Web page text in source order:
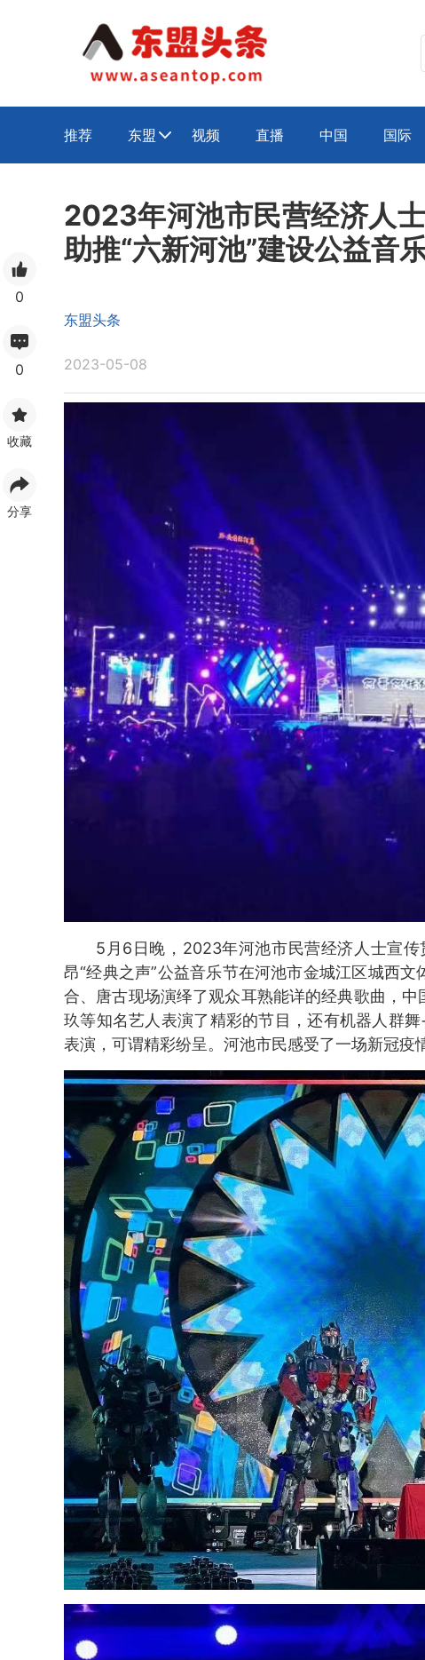
推荐 东盟  视频 直播 中国 国际
0
0
收藏
分享
2023年河池市民营经济人
助推“六新河池”建设公益音
东盟头条
2023-05-08
5月6日晚，2023年河池市民营经济人士宣
昂“经典之声”公益音乐节在河池市金城江区城西
合、唐古现场演绎了观众耳熟能详的经典歌曲，
玖等知名艺人表演了精彩的节目，还有机器人群
表演，可谓精彩纷呈。河池市民感受了一场新冠疫